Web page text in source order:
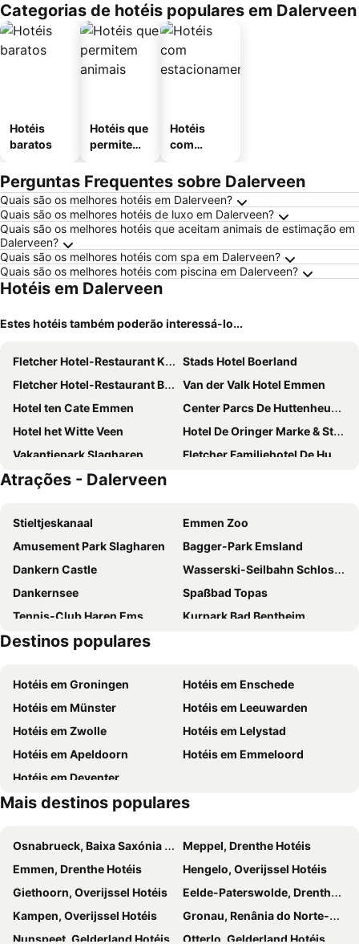
Categorias de hotéis populares em Dalerveen
Hotéis
baratos
Hotéis que
permitem
Hotéis
com
mento
Perguntas Frequentes sobre Dalerveen
Quais são os melhores hotéis em Dalerveen?
Quais são os melhores hotéis de luxo em Dalerveen?
Quais são os melhores hotéis que aceitam animais de estimação em
Dalerveen?
Quais são os melhores hotéis com spa em Dalerveen?
Quais são os melhores hotéis com piscina em Dalerveen?
Hotéis em Dalerveen
Estes hotéis também poderão interessá-lo...
Fletcher Hotel-Restaurant Kasteel Coevorden
Stads Hotel Boerland
Fletcher Hotel-Restaurant ByZoo Emmen
Van der Valk Hotel Emmen
Hotel ten Cate Emmen
Center Parcs De Huttenheugte
Hotel het Witte Veen
Hotel De Oringer Marke & Stee by Flow
Vakantiepark Slagharen
Fletcher Familiehotel De Hunzebergen
Atrações - Dalerveen
Stieltjeskanaal
Emmen Zoo
Amusement Park Slagharen
Bagger-Park Emsland
Dankern Castle
Wasserski-Seilbahn Schloss Dankern
Dankernsee
Spaßbad Topas
Tennis-Club Haren Ems
Kurpark Bad Bentheim
INDEX
Weihnachtsmarkt
Destinos populares
Hotéis em Groningen
Hotéis em Enschede
Hotéis em Münster
Hotéis em Leeuwarden
Hotéis em Zwolle
Hotéis em Lelystad
Hotéis em Apeldoorn
Hotéis em Emmeloord
Hotéis em Deventer
Mais destinos populares
Osnabrueck, Baixa Saxónia Hotéis
Meppel, Drenthe Hotéis
Emmen, Drenthe Hotéis
Hengelo, Overijssel Hotéis
Giethoorn, Overijssel Hotéis
Eelde-Paterswolde, Drenthe Hotéis
Kampen, Overijssel Hotéis
Gronau, Renânia do Norte-Vestfália Hotéis
Nunspeet, Gelderland Hotéis
Otterlo, Gelderland Hotéis